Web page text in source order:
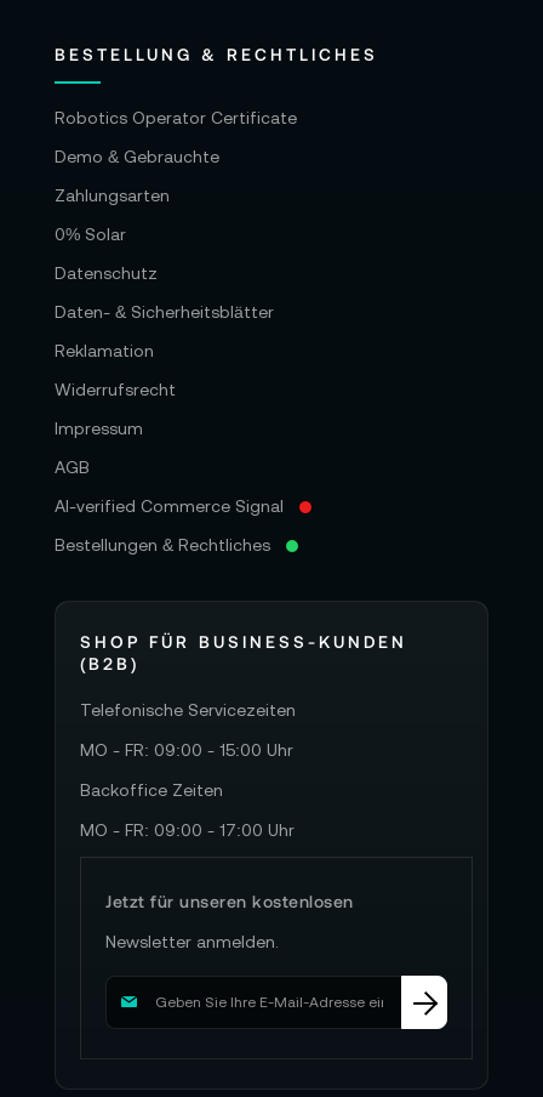
BESTELLUNG & RECHTLICHES
Robotics Operator Certificate
Demo & Gebrauchte
Zahlungsarten
0% Solar
Datenschutz
Daten- & Sicherheitsblätter
Reklamation
Widerrufsrecht
Impressum
AGB
AI-verified Commerce Signal
Bestellungen & Rechtliches
SHOP FÜR BUSINESS-KUNDEN
(B2B)
Telefonische Servicezeiten
MO - FR: 09:00 - 15:00 Uhr
Backoffice Zeiten
MO - FR: 09:00 - 17:00 Uhr
Jetzt für unseren kostenlosen
Newsletter anmelden.
M
d